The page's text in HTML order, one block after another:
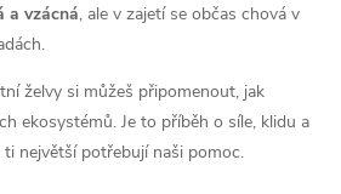
a vzácná, ale v zajetí se občas chová v
želvy si můžeš připomenout, jak
ekosystémů. Je to příběh o síle, klidu a
největší potřebují naši pomoc.